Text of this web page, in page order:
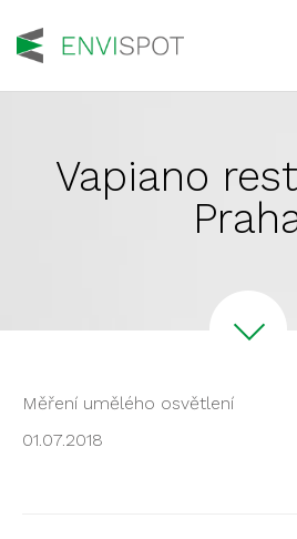
Vapiano
Měření umělého osvětlení
01.07.2018